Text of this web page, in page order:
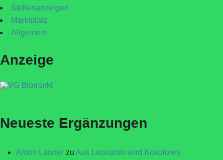
Stellenanzeigen
Marktplatz
Allgemein
Anzeige
Neueste Ergänzungen
Anton Launer zu Aus Leonardo wird Kokolores